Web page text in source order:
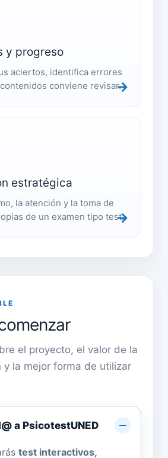
y progreso
aciertos, identifica errores
conviene revisar.→
estratégica
la atención y la toma de
de un examen tipo test.
→
el proyecto, el valor de la
y la mejor forma de utilizar
a PsicotestUNED
test interactivos,